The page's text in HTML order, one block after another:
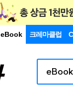
eBook 크레마클럽